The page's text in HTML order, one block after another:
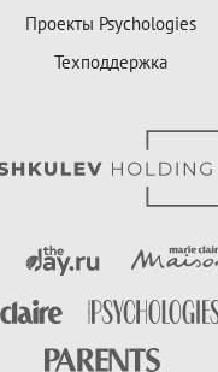
Проекты Psychologies
Техподдержка